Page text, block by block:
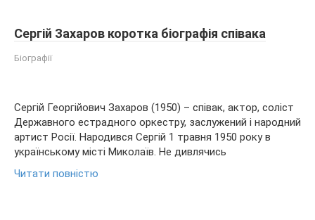
Сергій Захаров коротка біографія співака
Біографії
Сергій Георгійович Захаров (1950) – співак, актор, соліст
Державного естрадного оркестру, заслужений і народний
артист Росії. Народився Сергій 1 травня 1950 року в
українському місті Миколаїв. Не дивлячись
Читати повністю